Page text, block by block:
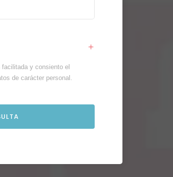
y consiento el
de carácter personal.